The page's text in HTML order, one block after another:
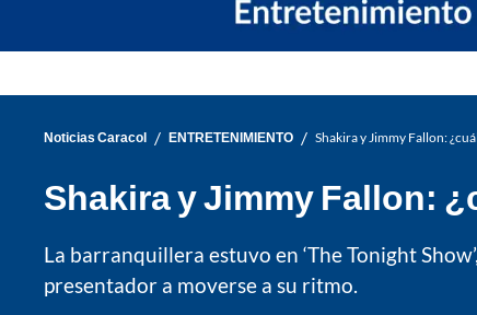
Noticias Caracol / ENTRETENIMIENTO / Shakira y Jimmy Fallon:
Shakira y Jimmy Fallon:
La barranquillera estuvo en ‘The Tonight
presentador a moverse a su ritmo.